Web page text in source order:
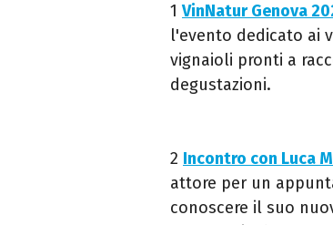
1VinNatur Genova
l'evento dedicato ai
vignaioli pronti a
degustazioni.
2 Incontro con Luca
attore per un
conoscere il suo